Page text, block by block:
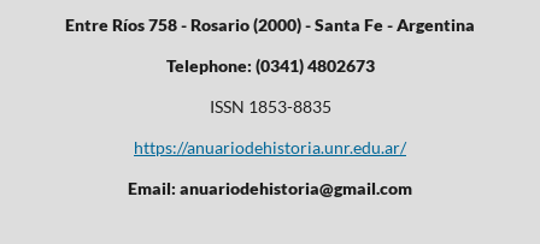
Entre Ríos 758 - Rosario (2000) - Santa Fe - Argentina
Telephone: (0341) 4802673
ISSN 1853-8835
https://anuariodehistoria.unr.edu.ar/
Email: anuariodehistoria@gmail.com